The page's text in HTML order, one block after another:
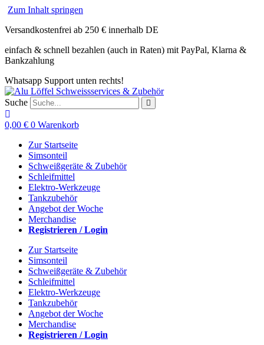
Zum Inhalt springen
Versandkostenfrei ab 250 € innerhalb DE
einfach & schnell bezahlen (auch in Raten) mit PayPal, Klarna &
Bankzahlung
Whatsapp Support unten rechts!
Suche
0,00 € 0 Warenkorb
Zur Startseite
Simsonteil
Schweißgeräte & Zubehör
Schleifmittel
Elektro-Werkzeuge
Tankzubehör
Angebot der Woche
Merchandise
Registrieren / Login
Zur Startseite
Simsonteil
Schweißgeräte & Zubehör
Schleifmittel
Elektro-Werkzeuge
Tankzubehör
Angebot der Woche
Merchandise
Registrieren / Login